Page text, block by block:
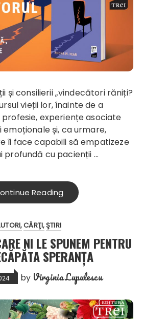
vieții lor, înainte de a
experiențe asociate
și, ca urmare,
îi face capabili să empatizeze
cu pacienții …
Reading
CĂRŢI ŞTIRI
NI LE SPUNEM PENTRU
SPERANȚA
by Virginia Lupulescu